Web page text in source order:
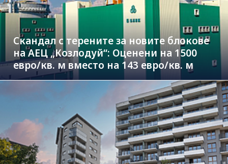
Скандал с терените за новите блокове
на АЕЦ „Козлодуй“: Оценени на 1500
евро/кв. м вместо на 143 евро/кв. м